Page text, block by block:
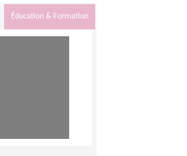
Éducation & Formation